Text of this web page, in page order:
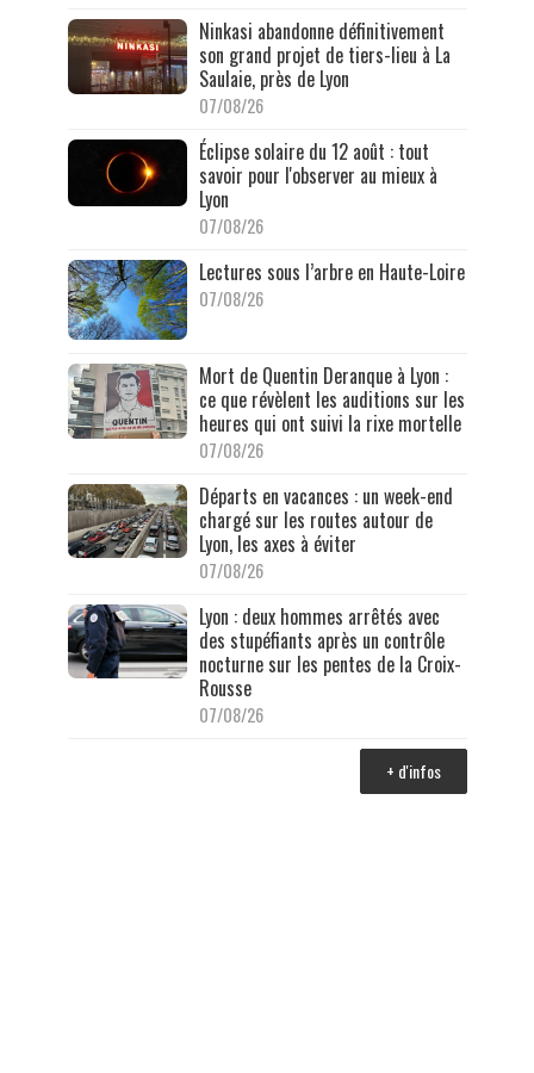
Ninkasi abandonne définitivement
son grand projet de tiers-lieu à La
Saulaie, près de Lyon
07/08/26
Éclipse solaire du 12 août : tout
savoir pour l'observer au mieux à
Lyon
07/08/26
Lectures sous l’arbre en Haute-Loire
07/08/26
Mort de Quentin Deranque à Lyon :
ce que révèlent les auditions sur les
heures qui ont suivi la rixe mortelle
07/08/26
Départs en vacances : un week-end
chargé sur les routes autour de
Lyon, les axes à éviter
07/08/26
Lyon : deux hommes arrêtés avec
des stupéfiants après un contrôle
nocturne sur les pentes de la Croix-
Rousse
07/08/26
+ d'infos